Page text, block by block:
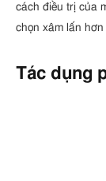
cách điều trị của
chọn xâm lấn
Tác dụng